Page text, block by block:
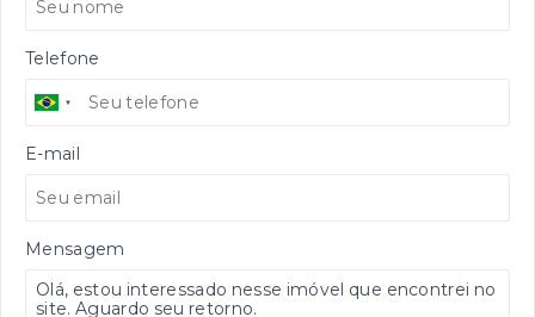
Telefone
E-mail
Mensagem